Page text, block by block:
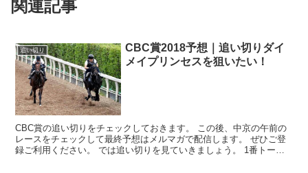
関連記事
追い切り
CBC賞2018予想｜追い切りダイ
メイプリンセスを狙いたい！
CBC賞の追い切りをチェックしておきます。 この後、中京の午前の
レースをチェックして最終予想はメルマガで配信します。 ぜひご登
録ご利用ください。 では追い切りを見ていきましょう。 1番トーキ